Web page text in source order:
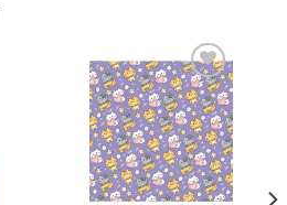
Добавить
в список
желаний